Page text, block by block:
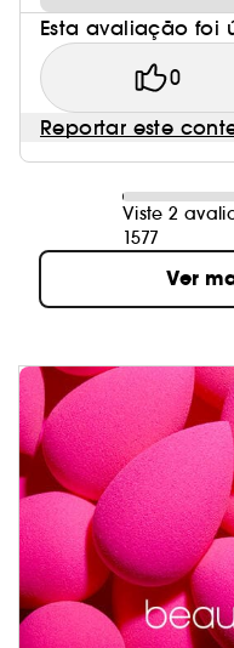
Esta avaliação foi
0
Reportar este
Viste 2
1577
Ver